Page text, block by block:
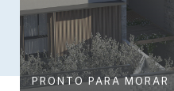
PRONTO PARA MORAR